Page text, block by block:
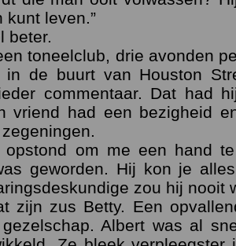
kunt leven.”
beter.
toneelclub, drie avonden
in de buurt van Houston
commentaar. Dat had
vriend had een bezigheid
opstond om me een hand
geworden. Hij kon je
zou hij nooit
zijn zus Betty. Een
Albert was al